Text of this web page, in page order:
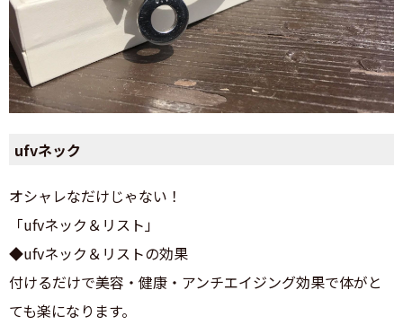
ufvネック
オシャレなだけじゃない！
「ufvネック＆リスト」
◆ufvネック＆リストの効果
付けるだけで美容・健康・アンチエイジング効果で体がと
ても楽になります。